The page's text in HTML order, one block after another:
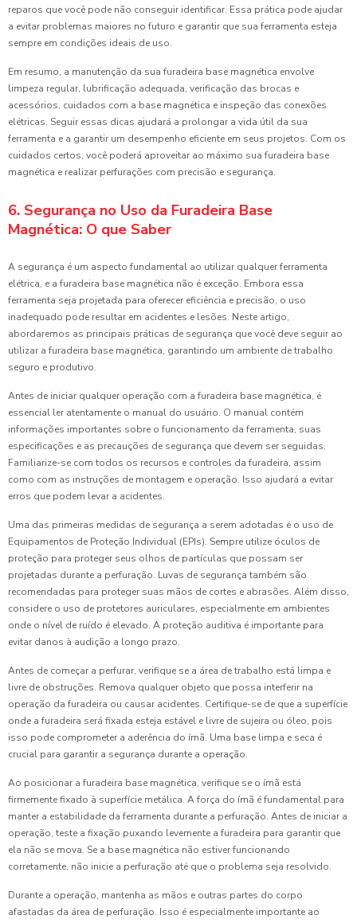
reparos que você pode não conseguir identificar. Essa prática pode ajudar
a evitar problemas maiores no futuro e garantir que sua ferramenta esteja
sempre em condições ideais de uso.
Em resumo, a manutenção da sua furadeira base magnética envolve
limpeza regular, lubrificação adequada, verificação das brocas e
acessórios, cuidados com a base magnética e inspeção das conexões
elétricas. Seguir essas dicas ajudará a prolongar a vida útil da sua
ferramenta e a garantir um desempenho eficiente em seus projetos. Com os
cuidados certos, você poderá aproveitar ao máximo sua furadeira base
magnética e realizar perfurações com precisão e segurança.
6. Segurança no Uso da Furadeira Base
Magnética: O que Saber
A segurança é um aspecto fundamental ao utilizar qualquer ferramenta
elétrica, e a furadeira base magnética não é exceção. Embora essa
ferramenta seja projetada para oferecer eficiência e precisão, o uso
inadequado pode resultar em acidentes e lesões. Neste artigo,
abordaremos as principais práticas de segurança que você deve seguir ao
utilizar a furadeira base magnética, garantindo um ambiente de trabalho
seguro e produtivo.
Antes de iniciar qualquer operação com a furadeira base magnética, é
essencial ler atentamente o manual do usuário. O manual contém
informações importantes sobre o funcionamento da ferramenta, suas
especificações e as precauções de segurança que devem ser seguidas.
Familiarize-se com todos os recursos e controles da furadeira, assim
como com as instruções de montagem e operação. Isso ajudará a evitar
erros que podem levar a acidentes.
Uma das primeiras medidas de segurança a serem adotadas é o uso de
Equipamentos de Proteção Individual (EPIs). Sempre utilize óculos de
proteção para proteger seus olhos de partículas que possam ser
projetadas durante a perfuração. Luvas de segurança também são
recomendadas para proteger suas mãos de cortes e abrasões. Além disso,
considere o uso de protetores auriculares, especialmente em ambientes
onde o nível de ruído é elevado. A proteção auditiva é importante para
evitar danos à audição a longo prazo.
Antes de começar a perfurar, verifique se a área de trabalho está limpa e
livre de obstruções. Remova qualquer objeto que possa interferir na
operação da furadeira ou causar acidentes. Certifique-se de que a superfície
onde a furadeira será fixada esteja estável e livre de sujeira ou óleo, pois
isso pode comprometer a aderência do ímã. Uma base limpa e seca é
crucial para garantir a segurança durante a operação.
Ao posicionar a furadeira base magnética, verifique se o ímã está
firmemente fixado à superfície metálica. A força do ímã é fundamental para
manter a estabilidade da ferramenta durante a perfuração. Antes de iniciar a
operação, teste a fixação puxando levemente a furadeira para garantir que
ela não se mova. Se a base magnética não estiver funcionando
corretamente, não inicie a perfuração até que o problema seja resolvido.
Durante a operação, mantenha as mãos e outras partes do corpo
afastadas da área de perfuração. Isso é especialmente importante ao